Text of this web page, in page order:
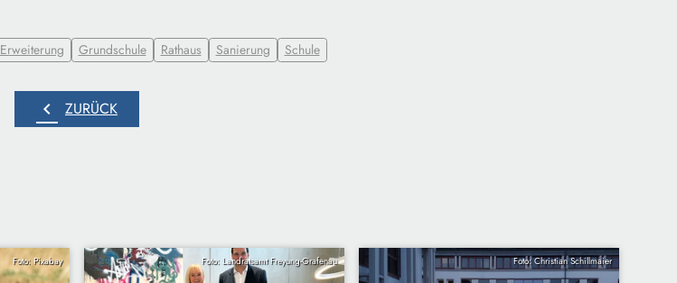
Erweiterung Grundschule Rathaus Sanierung Schule
chevron_left ZURÜCK
Foto: Pixabay Foto: Landratsamt Freyung-Grafenau Foto: Christian Schillmaier